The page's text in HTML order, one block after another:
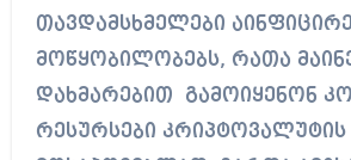
თავდამსხმელები
მოწყობილობებს, რათა
დახმარებით გამოიყენონ
რესურსები კრიპტოვალუტის